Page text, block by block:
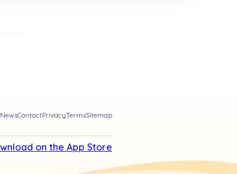
NewsContactPrivacyTermsSitemap